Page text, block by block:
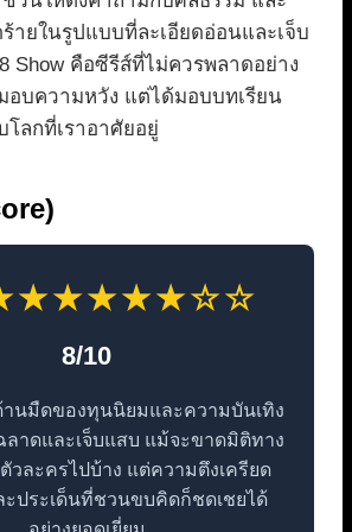
ายในรูปแบบที่ละเอียดอ่อนและเจ็บ
Show คือซีรีส์ที่ไม่ควรพลาดอย่าง
อบความหวัง แต่ได้มอบบทเรียน
โลกที่เราอาศัยอยู่
8/10
นมืดของทุนนิยมและความบันเทิง
าดและเจ็บแสบ แม้จะขาดมิติทาง
ละครไปบ้าง แต่ความตึงเครียด
ะประเด็นที่ชวนขบคิดก็ชดเชยได้